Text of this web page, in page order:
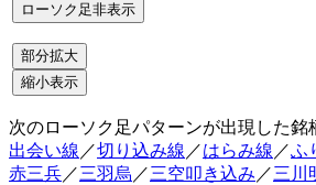
次のローソク足パターンが出現した銘
出会い線 ／切り込み線 ／はらみ線 ／ふ
赤三兵／三羽烏 ／三空叩き込み ／三川